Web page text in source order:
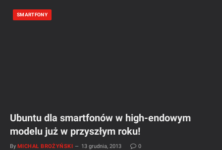
SMARTFONY
Ubuntu dla smartfonów w high-endowym
modelu już w przyszłym roku!
By MICHAŁ BROŻYŃSKI 13 grudnia, 2013 0